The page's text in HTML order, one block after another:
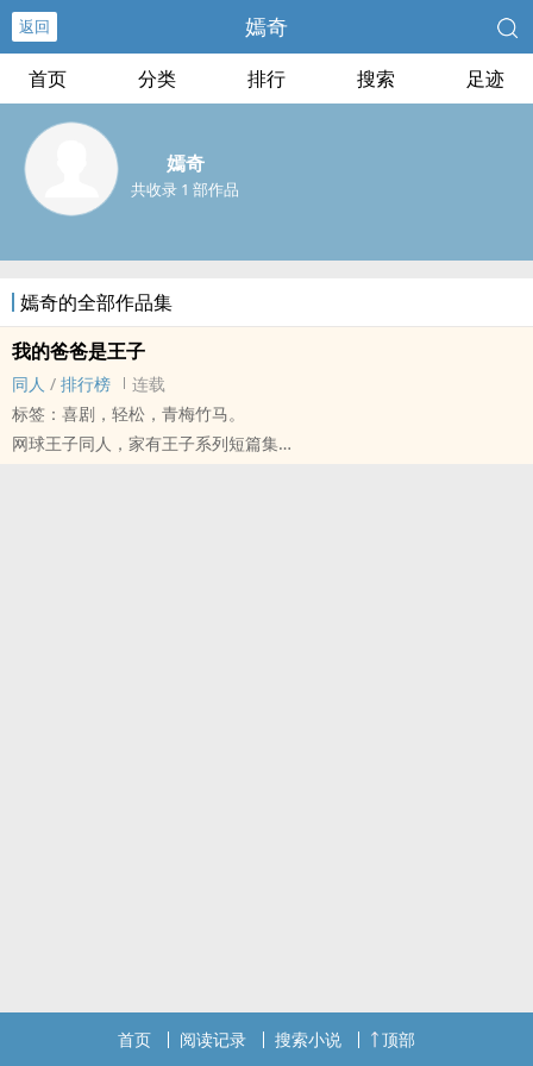
返回 嫣奇
首页 分类 排行 搜索 足迹
嫣奇
共收录 1 部作品
嫣奇的全部作品集
我的爸爸是王子
‎‌‍同‌人‌ / 排行榜
连载
标签：喜剧，轻松，青梅竹马。
网球王子‎‌‍同‌人‌，家有王子系列短篇集
首页 阅读记录 搜索小说 顶部